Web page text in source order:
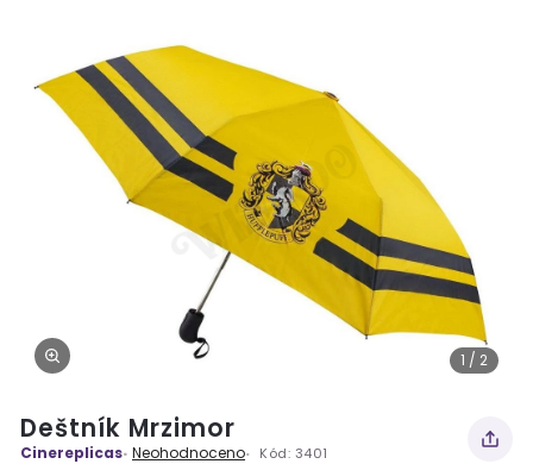
1 / 2
Deštník Mrzimor
Cinereplicas Neohodnoceno Kód: 3401